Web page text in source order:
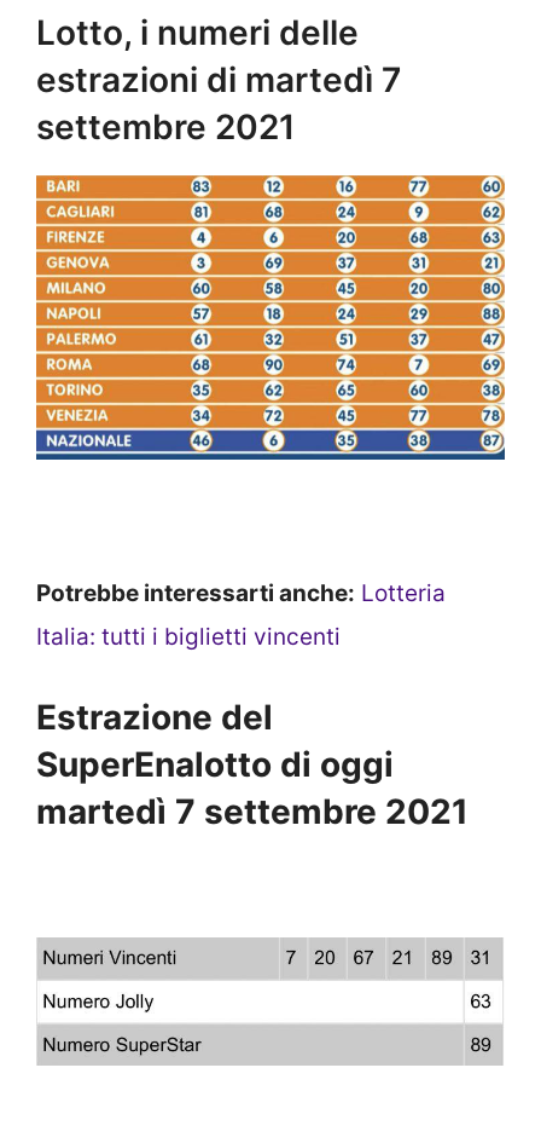
Lotto, i numeri delle
estrazioni di martedì 7
settembre 2021
Potrebbe interessarti anche: Lotteria
Italia: tutti i biglietti vincenti
Estrazione del
SuperEnalotto di oggi
martedì 7 settembre 2021